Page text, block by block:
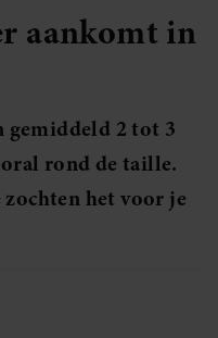
aankomt in
gemiddeld 2 tot 3
rond de taille.
het voor je